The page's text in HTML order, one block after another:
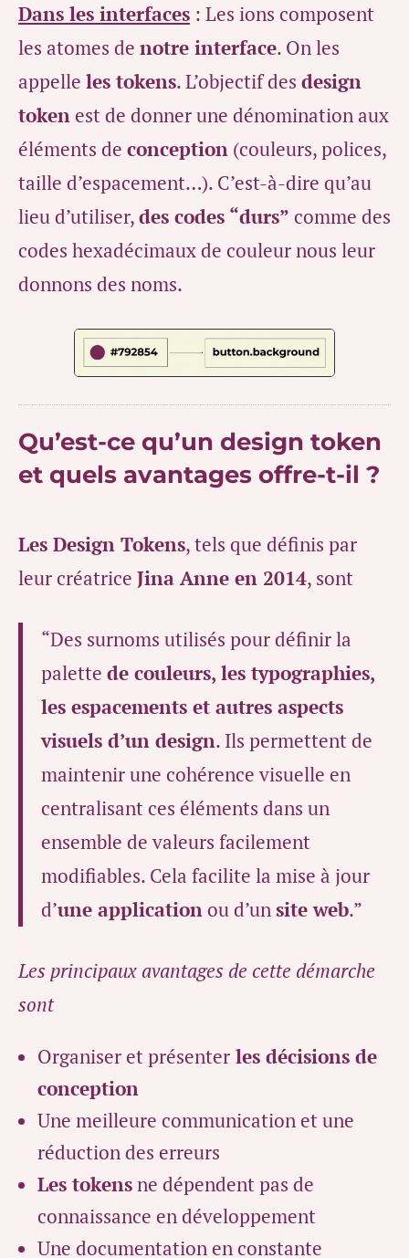
Dans les interfaces : Les ions composent
les atomes de notre interface. On les
appelle les tokens. L’objectif des design
tokenest de donner une dénomination aux
éléments de conception (couleurs, polices,
taille d’espacement…). C’est-à-dire qu’au
lieu d’utiliser,des codes “durs” comme des
codes hexadécimaux de couleur nous leur
donnons des noms.
Qu’est-ce qu’un design token
et quels avantages offre-t-il ?
Les Design Tokens, tels que définis par
leur créatrice Jina Anne en 2014, sont
“Des surnoms utilisés pour définir la
palette de couleurs, les typographies,
les espacements et autres aspects
visuels d’un design. Ils permettent de
maintenir une cohérence visuelle en
centralisant ces éléments dans un
ensemble de valeurs facilement
modifiables. Cela facilite la mise à jour
d’une applicationou d’unsite web.”
Les principaux avantages de cette démarche
sont
Organiser et présenter les décisions de
conception
Une meilleure communication et une
réduction des erreurs
Les tokensne dépendent pas de
connaissance en développement
Une documentation en constante